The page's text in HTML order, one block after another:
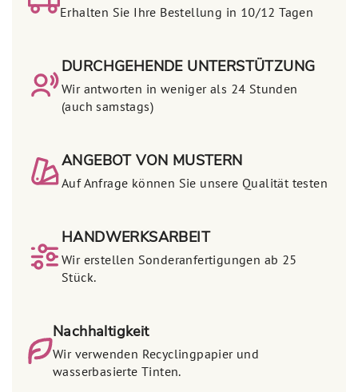
Erhalten Sie Ihre Bestellung in 10/12 Tagen
DURCHGEHENDE UNTERSTÜTZUNG
Wir antworten in weniger als 24 Stunden
(auch samstags)
ANGEBOT VON MUSTERN
Auf Anfrage können Sie unsere Qualität testen
HANDWERKSARBEIT
Wir erstellen Sonderanfertigungen ab 25
Stück.
Nachhaltigkeit
Wir verwenden Recyclingpapier und
wasserbasierte Tinten.